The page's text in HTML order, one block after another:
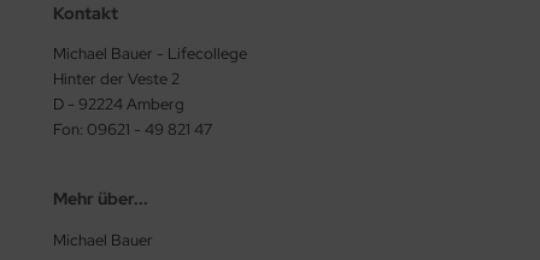
Kontakt
Michael Bauer - Lifecollege
Hinter der Veste 2
D - 92224 Amberg
Fon: 09621 - 49 821 47
Mehr über...
Michael Bauer